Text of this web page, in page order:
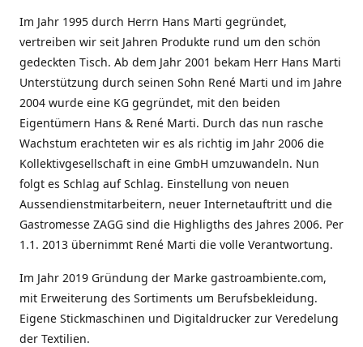
Im Jahr 1995 durch Herrn Hans Marti gegründet,
vertreiben wir seit Jahren Produkte rund um den schön
gedeckten Tisch. Ab dem Jahr 2001 bekam Herr Hans Marti
Unterstützung durch seinen Sohn René Marti und im Jahre
2004 wurde eine KG gegründet, mit den beiden
Eigentümern Hans & René Marti. Durch das nun rasche
Wachstum erachteten wir es als richtig im Jahr 2006 die
Kollektivgesellschaft in eine GmbH umzuwandeln. Nun
folgt es Schlag auf Schlag. Einstellung von neuen
Aussendienstmitarbeitern, neuer Internetauftritt und die
Gastromesse ZAGG sind die Highligths des Jahres 2006. Per
1.1. 2013 übernimmt René Marti die volle Verantwortung.
Im Jahr 2019 Gründung der Marke gastroambiente.com,
mit Erweiterung des Sortiments um Berufsbekleidung.
Eigene Stickmaschinen und Digitaldrucker zur Veredelung
der Textilien.